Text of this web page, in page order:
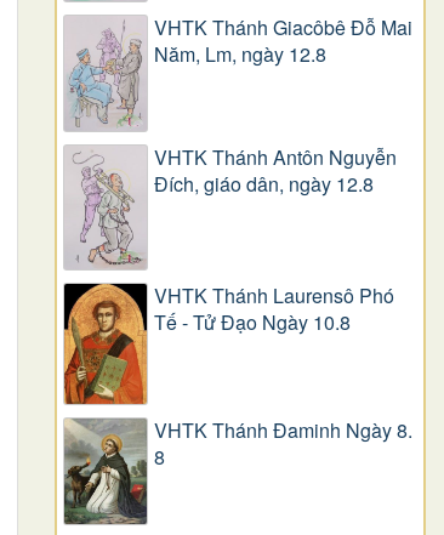
VHTK Thánh Giacôbê Ðỗ Mai
Năm, Lm, ngày 12.8
VHTK Thánh Antôn Nguyễn
Ðích, giáo dân, ngày 12.8
VHTK Thánh Laurensô Phó
Tế - Tử Đạo Ngày 10.8
VHTK Thánh Đaminh Ngày 8.
8